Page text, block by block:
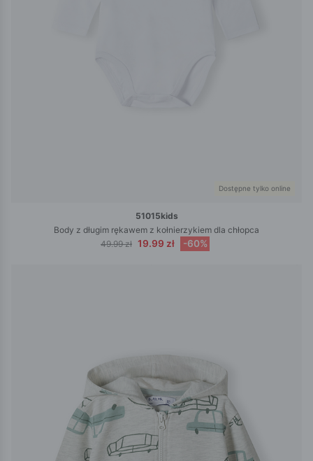
Dostępne tylko online
51015kids
Body z długim rękawem z kołnierzykiem dla chłopca
49.99 zł 19.99 zł -60%